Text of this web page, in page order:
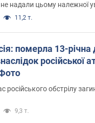
надали цьому належної
11,2 т.
померла 13-річна
російської
російського обстрілу
9,3 т.